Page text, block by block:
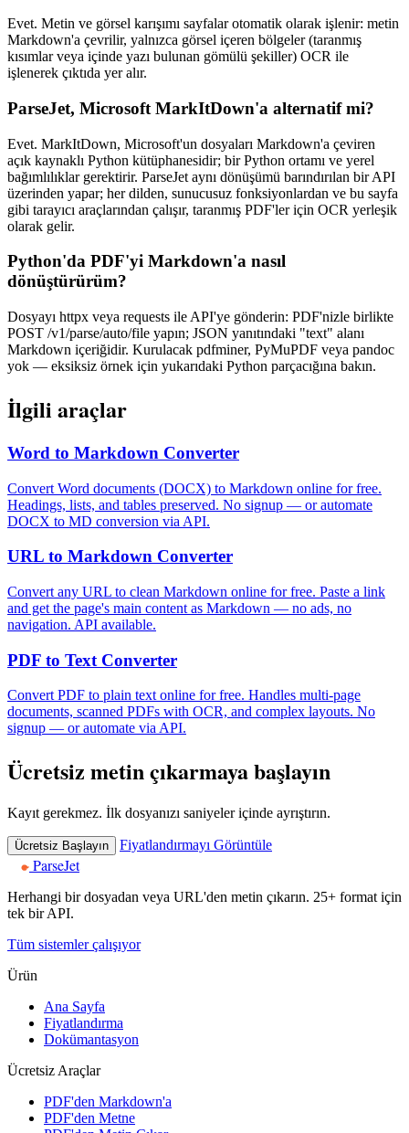
Evet. Metin ve görsel karışımı sayfalar otomatik olarak işlenir: metin
Markdown'a çevrilir, yalnızca görsel içeren bölgeler (taranmış
kısımlar veya içinde yazı bulunan gömülü şekiller) OCR ile
işlenerek çıktıda yer alır.
ParseJet, Microsoft MarkItDown'a alternatif mi?
Evet. MarkItDown, Microsoft'un dosyaları Markdown'a çeviren
açık kaynaklı Python kütüphanesidir; bir Python ortamı ve yerel
bağımlılıklar gerektirir. ParseJet aynı dönüşümü barındırılan bir API
üzerinden yapar; her dilden, sunucusuz fonksiyonlardan ve bu sayfa
gibi tarayıcı araçlarından çalışır, taranmış PDF'ler için OCR yerleşik
olarak gelir.
Python'da PDF'yi Markdown'a nasıl
dönüştürürüm?
Dosyayı httpx veya requests ile API'ye gönderin: PDF'nizle birlikte
POST /v1/parse/auto/file yapın; JSON yanıtındaki "text" alanı
Markdown içeriğidir. Kurulacak pdfminer, PyMuPDF veya pandoc
yok — eksiksiz örnek için yukarıdaki Python parçacığına bakın.
İlgili araçlar
Word to Markdown Converter
Convert Word documents (DOCX) to Markdown online for free.
Headings, lists, and tables preserved. No signup — or automate
DOCX to MD conversion via API.
URL to Markdown Converter
Convert any URL to clean Markdown online for free. Paste a link
and get the page's main content as Markdown — no ads, no
navigation. API available.
PDF to Text Converter
Convert PDF to plain text online for free. Handles multi-page
documents, scanned PDFs with OCR, and complex layouts. No
signup — or automate via API.
Ücretsiz metin çıkarmaya başlayın
Kayıt gerekmez. İlk dosyanızı saniyeler içinde ayrıştırın.
Ücretsiz Başlayın Fiyatlandırmayı Görüntüle
ParseJet
Herhangi bir dosyadan veya URL'den metin çıkarın. 25+ format için
tek bir API.
Tüm sistemler çalışıyor
Ürün
Ana Sayfa
Fiyatlandırma
Dokümantasyon
Ücretsiz Araçlar
PDF'den Markdown'a
PDF'den Metne